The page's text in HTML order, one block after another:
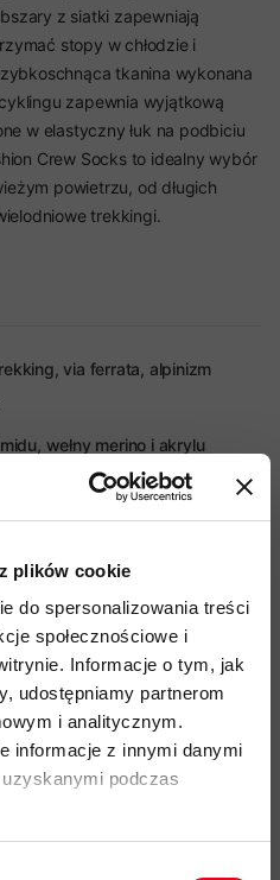
plików cookie
do spersonalizowania treści
społecznościowe i
Informacje o tym, jak
udostępniamy partnerom
i analitycznym.
informacje z innymi danymi
podczas
z siatki zapewniają
stopy w chłodzie i
tkanina wykonana
zapewnia wyjątkową
w elastyczny łuk na podbiciu
Crew Socks to idealny wybór
powietrzu, od długich
trekkingi.
via ferrata, alpinizm
wełny merino i akrylu
pomiędzy generowaniem
nieprzyjemnych zapachów,
zapewnia wygodę
dla skóry oraz doskonalone
szybciej niż tradycyjne czysto
właściwości
nieprzyjemnych
użytkowaniu i przegrzewaniu
optymalne
skarpety na miejscu